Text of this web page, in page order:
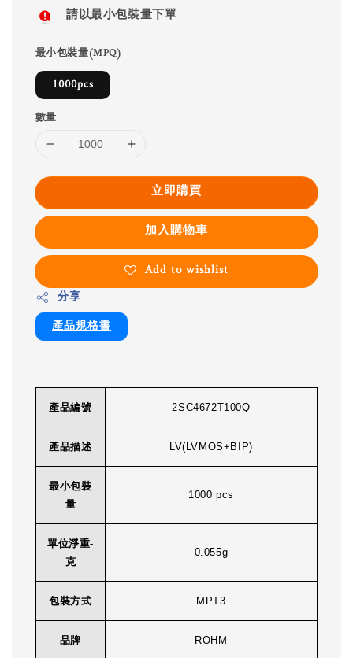
請以最小包裝量下單
最小包裝量(MPQ)
1000pcs
數量
立即購買
加入購物車
Add to wishlist
分享
產品規格書
產品編號 2SC4672T100Q
產品描述 LV(LVMOS+BIP)
最小包裝
量
1000 pcs
單位淨重-
克
0.055g
包裝方式 MPT3
品牌 ROHM